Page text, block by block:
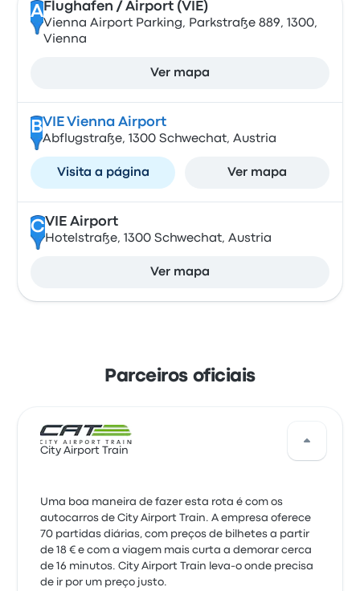
A Flughafen / Airport (VIE)
Vienna Airport Parking, Parkstraße 889, 1300,
Vienna
Ver mapa
BVIE Vienna Airport
Abflugstraße, 1300 Schwechat, Austria
Visita a página Ver mapa
CVIE Airport
Hotelstraße, 1300 Schwechat, Austria
Ver mapa
Parceiros oficiais
City Airport Train
Uma boa maneira de fazer esta rota é com os
autocarros de City Airport Train. A empresa oferece
70 partidas diárias, com preços de bilhetes a partir
de 18 € e com a viagem mais curta a demorar cerca
de 16 minutos. City Airport Train leva-o onde precisa
de ir por um preço justo.